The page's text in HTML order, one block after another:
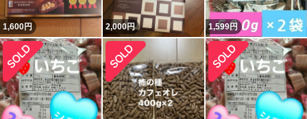
1,600円 2,000円 1,599円